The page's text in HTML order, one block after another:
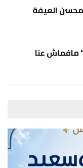
محسن العيفة
مافماش عنا